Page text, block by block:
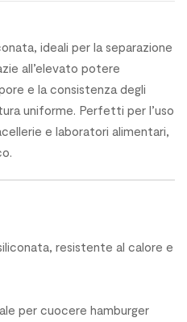
ideali per la separazione
all’elevato potere
e la consistenza degli
uniforme. Perfetti per l’uso
e laboratori alimentari,
resistente al calore e
per cuocere hamburger